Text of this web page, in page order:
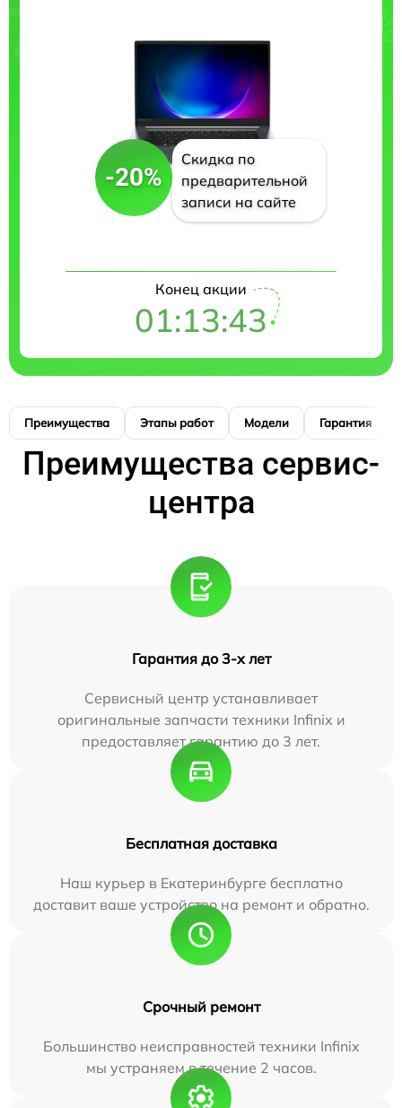
-20%
Скидка по
предварительной
записи на сайте
Конец акции
01:13:42
Преимущества Этапы работ Модели Гарантия
Преимущества сервис-
центра
Гарантия до 3-х лет
Сервисный центр устанавливает
оригинальные запчасти техники Infinix и
предоставляет гарантию до 3 лет.
Бесплатная доставка
Наш курьер в Екатеринбурге бесплатно
доставит ваше устройство на ремонт и обратно.
Срочный ремонт
Большинство неисправностей техники Infinix
мы устраняем в течение 2 часов.